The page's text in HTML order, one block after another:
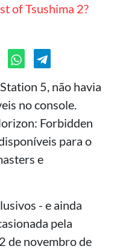
of Tsushima 2?
5, não havia
no console.
Forbidden
para o
e
- e ainda
pela
de novembro de